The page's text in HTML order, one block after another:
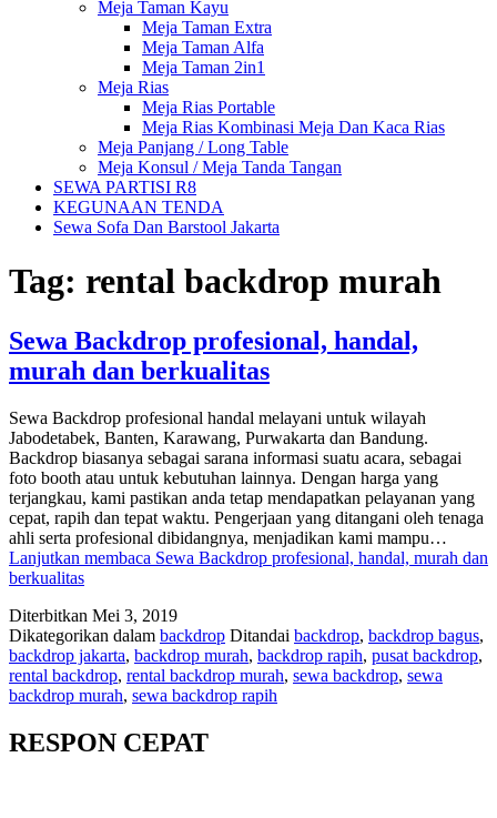
Meja Taman Kayu
Meja Taman Extra
Meja Taman Alfa
Meja Taman 2in1
Meja Rias
Meja Rias Portable
Meja Rias Kombinasi Meja Dan Kaca Rias
Meja Panjang / Long Table
Meja Konsul / Meja Tanda Tangan
SEWA PARTISI R8
KEGUNAAN TENDA
Sewa Sofa Dan Barstool Jakarta
Tag: rental backdrop murah
Sewa Backdrop profesional, handal,
murah dan berkualitas
Sewa Backdrop profesional handal melayani untuk wilayah
Jabodetabek, Banten, Karawang, Purwakarta dan Bandung.
Backdrop biasanya sebagai sarana informasi suatu acara, sebagai
foto booth atau untuk kebutuhan lainnya. Dengan harga yang
terjangkau, kami pastikan anda tetap mendapatkan pelayanan yang
cepat, rapih dan tepat waktu. Pengerjaan yang ditangani oleh tenaga
ahli serta profesional dibidangnya, menjadikan kami mampu…
Lanjutkan membaca Sewa Backdrop profesional, handal, murah dan
berkualitas
Diterbitkan Mei 3, 2019
Dikategorikan dalam backdrop Ditandai backdrop, backdrop bagus,
backdrop jakarta, backdrop murah, backdrop rapih, pusat backdrop,
rental backdrop, rental backdrop murah, sewa backdrop, sewa
backdrop murah, sewa backdrop rapih
RESPON CEPAT